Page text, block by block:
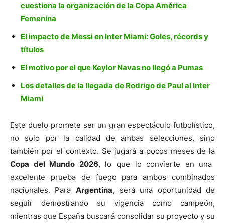
cuestiona la organización de la Copa América
Femenina
El impacto de Messi en Inter Miami: Goles, récords y
títulos
El motivo por el que Keylor Navas no llegó a Pumas
Los detalles de la llegada de Rodrigo de Paul al Inter
Miami
Este duelo promete ser un gran espectáculo futbolístico,
no solo por la calidad de ambas selecciones, sino
también por el contexto. Se jugará a pocos meses de la
Copa del Mundo 2026, lo que lo convierte en una
excelente prueba de fuego para ambos combinados
nacionales. Para Argentina, será una oportunidad de
seguir demostrando su vigencia como campeón,
mientras que España buscará consolidar su proyecto y su